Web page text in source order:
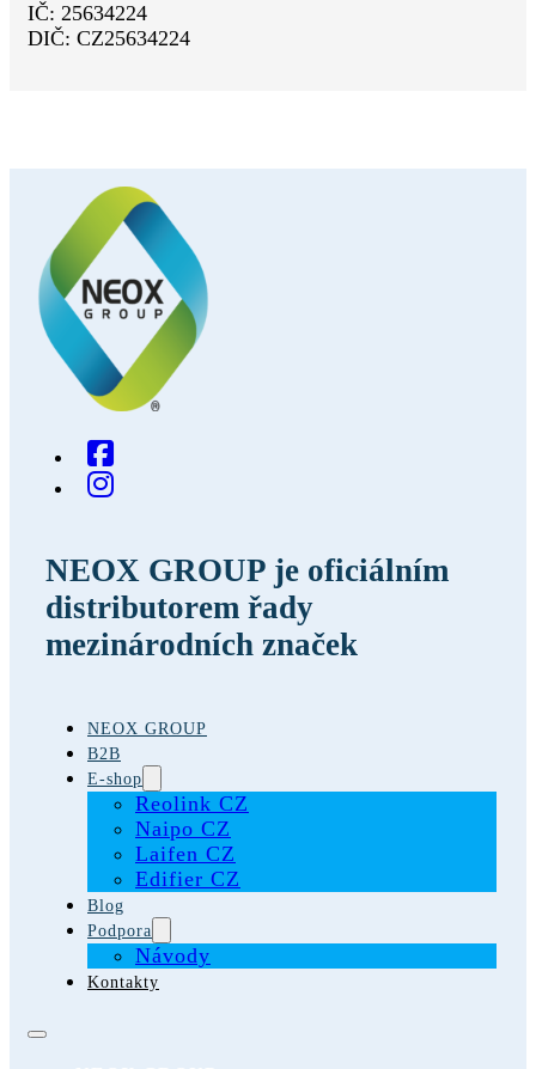
IČ: 25634224
DIČ: CZ25634224
NEOX GROUP je oficiálním
distributorem řady
mezinárodních značek
NEOX GROUP
B2B
E-shop
Reolink CZ
Naipo CZ
Laifen CZ
Edifier CZ
Blog
Podpora
Návody
Kontakty